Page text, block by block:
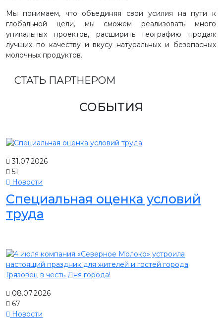
Мы понимаем, что объединяя свои усилия на пути к
глобальной цели, мы сможем реализовать много
уникальных проектов, расширить географию продаж
лучших по качеству и вкусу натуральных и безопасных
молочных продуктов.
СТАТЬ ПАРТНЕРОМ
СОБЫТИЯ
31.07.2026
51
Новости
Специальная оценка условий
труда
08.07.2026
67
Новости